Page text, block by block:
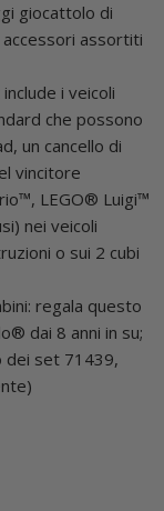
giocattolo di
accessori assortiti
i veicoli
che possono
un cancello di
vincitore
LEGO® Luigi™
nei veicoli
o sui 2 cubi
regala questo
dai 8 anni in su;
dei set 71439,